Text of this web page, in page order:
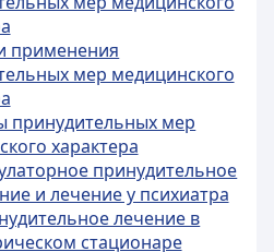
применения
мер медицинского
принудительных мер
характера
принудительное
и лечение у психиатра
лечение в
стационаре